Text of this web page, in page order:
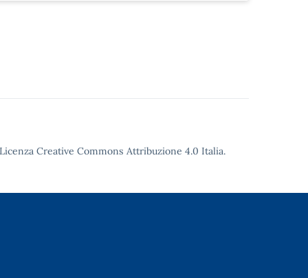
Licenza Creative Commons Attribuzione 4.0 Italia.